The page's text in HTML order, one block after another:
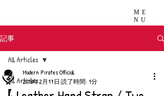
ME
NU
記事
All Articles
All Articles
Modern Pirates Official
2018年2月17日 読了時間: 1分